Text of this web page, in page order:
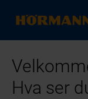
Hva ser